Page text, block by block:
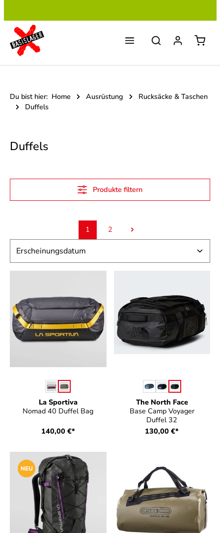
Du bist hier: Home Ausrüstung
Rucksäcke & Taschen
Duffels
Duffels
Produkte filtern
Seite
1 Seite
2
La Sportiva
Nomad 40 Duffel Bag
auswählen
140,00 €*
The North Face
Base Camp Voyager
Duffel 32
Farbeauswählen
130,00 €*
NEU